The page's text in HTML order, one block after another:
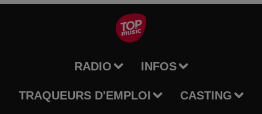
RADIO INFOS
TRAQUEURS D'EMPLOI CASTING